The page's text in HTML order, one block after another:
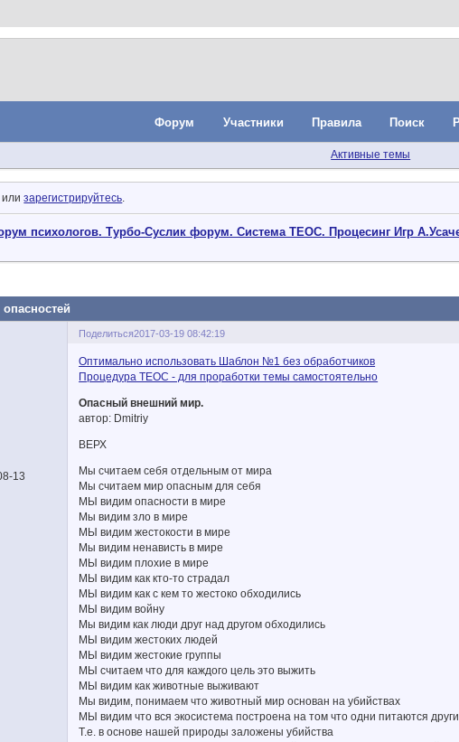
Форум Участники Правила Поиск
Активные темы
илизарегистрируйтесь
психологов. Турбо-Суслик форум. Система ТЕОС. Процесинг Игр
Поделиться2017-03-19 08:42:19
13
Оптимально использовать Шаблон №1 без обработчиков
Процедура ТЕОС - для проработки темы самостоятельно
Опасный внешний мир.
автор: Dmitriy
ВЕРХ
Мы считаем себя отдельным от мира
Мы считаем мир опасным для себя
МЫ видим опасности в мире
Мы видим зло в мире
МЫ видим жестокости в мире
Мы видим ненависть в мире
МЫ видим плохие в мире
МЫ видим как кто-то страдал
МЫ видим как с кем то жестоко обходились
МЫ видим войну
Мы видим как люди друг над другом обходились
МЫ видим жестоких людей
МЫ видим жестокие группы
МЫ считаем что для каждого цель это выжить
МЫ видим как животные выживают
Мы видим, понимаем что животный мир основан на убийствах
МЫ видим что вся экосистема построена на том что одни питаются
Т.е. в основе нашей природы заложены убийства